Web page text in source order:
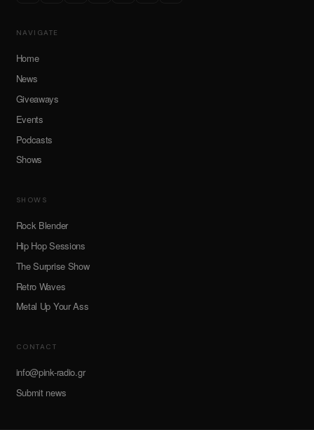
NAVIGATE
Home
News
Giveaways
Events
Podcasts
Shows
SHOWS
Rock Blender
Hip Hop Sessions
The Surprise Show
Retro Waves
Metal Up Your Ass
CONTACT
info@pink-radio.gr
Submit news